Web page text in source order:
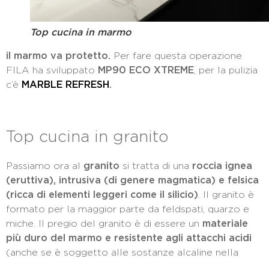
Top cucina in marmo
il marmo va protetto. Per fare questa operazione
FILA ha sviluppato MP90 ECO XTREME, per la pulizia
c’è MARBLE REFRESH .
Top cucina in granito
Passiamo ora al granito si tratta di una roccia ignea
(eruttiva), intrusiva (di genere magmatica) e felsica
(ricca di elementi leggeri come il silicio). Il granito è
formato per la maggior parte da feldspati, quarzo e
miche. Il pregio del granito è di essere un materiale
più duro del marmo e resistente agli attacchi acidi
(anche se è soggetto alle sostanze alcaline nella